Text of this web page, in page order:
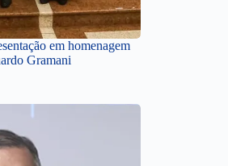
em homenagem
Gramani